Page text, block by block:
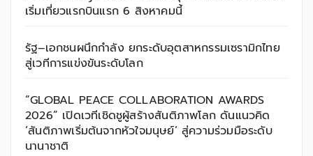
เริ่มเที่ยวแรกบินแรก 6 สิงหาคมนี้
รัฐ–เอกชนผนึกกำลัง ยกระดับอุตสาหกรรมเซรามิกไทย
สู่เวทีการแข่งขันระดับโลก
“GLOBAL PEACE COLLABORATION AWARDS
2026” เปิดเวทีเชิดชูผู้สร้างสันติภาพโลก ดันแนวคิด
‘สันติภาพเริ่มต้นจากหัวใจมนุษย์’ สู่ความร่วมมือระดับ
นานาชาติ